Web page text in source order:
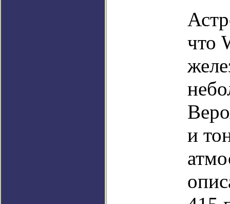
что
и